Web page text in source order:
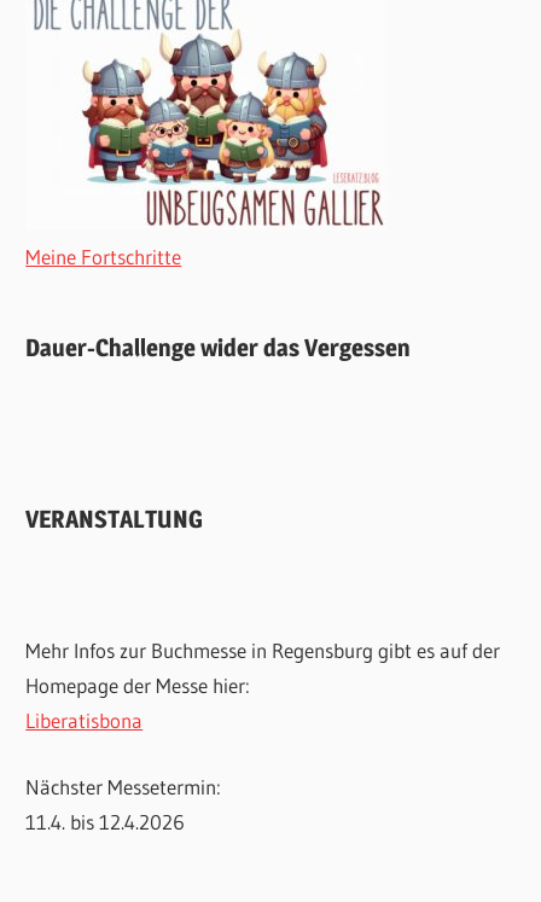
Meine Fortschritte
Dauer-Challenge wider das Vergessen
VERANSTALTUNG
Mehr Infos zur Buchmesse in Regensburg gibt es auf der
Homepage der Messe hier:
Liberatisbona
Nächster Messetermin:
11.4. bis 12.4.2026